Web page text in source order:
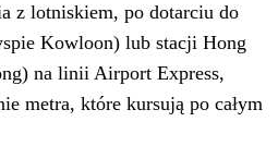
z lotniskiem, po dotarciu do
Kowloon) lub stacji Hong
na linii Airport Express,
metra, które kursują po całym